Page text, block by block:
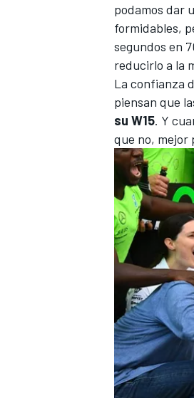
podamos dar
formidables,
segundos en
reducirlo a la
La confianza
piensan que
su W15. Y
que no, mejor